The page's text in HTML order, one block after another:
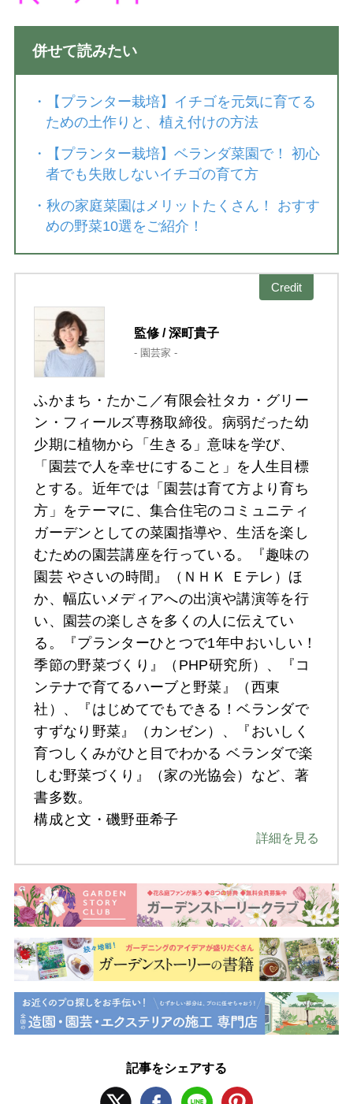
併せて読みたい
・
【プランター栽培】イチゴを元気に育てる
ための土作りと、植え付けの方法
・
【プランター栽培】ベランダ菜園で！ 初心
者でも失敗しないイチゴの育て方
・ 秋の家庭菜園はメリットたくさん！ おすす
めの野菜10選をご紹介！
Credit
監修 / 深町貴子
- 園芸家 -
ふかまち・たかこ／有限会社タカ・グリー
ン・フィールズ専務取締役。病弱だった幼
少期に植物から「生きる」意味を学び、
「園芸で人を幸せにすること」を人生目標
とする。近年では「園芸は育て方より育ち
方」をテーマに、集合住宅のコミュニティ
ガーデンとしての菜園指導や、生活を楽し
むための園芸講座を行っている。『趣味の
園芸 やさいの時間』（ＮＨＫ Ｅテレ）ほ
か、幅広いメディアへの出演や講演等を行
い、園芸の楽しさを多くの人に伝えてい
る。『プランターひとつで1年中おいしい！
季節の野菜づくり』（PHP研究所）、『コ
ンテナで育てるハーブと野菜』（西東
社）、『はじめてでもできる！ベランダで
すずなり野菜』（カンゼン）、『おいしく
育つしくみがひと目でわかる ベランダで楽
しむ野菜づくり』（家の光協会）など、著
書多数。
構成と文・磯野亜希子
詳細を見る
記事をシェアする